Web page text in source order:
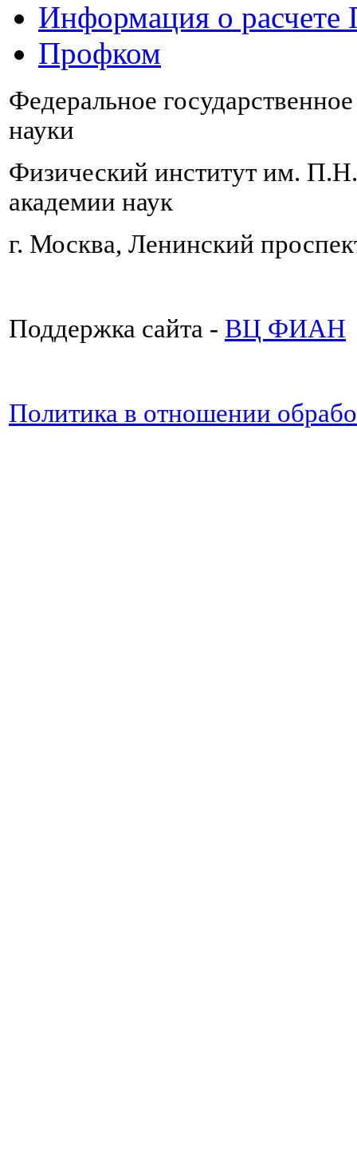
Информация о
Профком
Федеральное
науки
Физический институт им.
академии наук
г. Москва, Ленинский
Поддержка сайта - ВЦ ФИАН
Политика в отношении